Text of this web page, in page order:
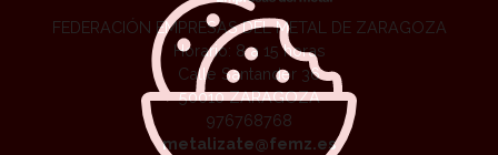
FEDERACIÓN EMPRESAS DEL METAL DE ZARAGOZA
Horario: 8 a 15 horas
Calle Santander 36
50010 ZARAGOZA
976768768
metalizate@femz.es